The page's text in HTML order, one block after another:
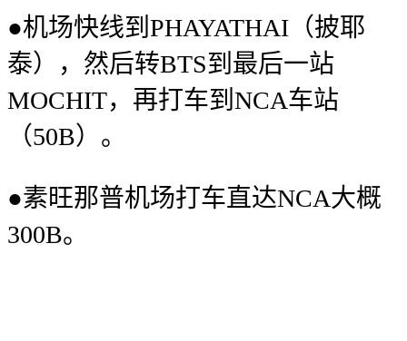
●机场快线到PHAYATHAI（披耶
泰），然后转BTS到最后一站
MOCHIT，再打车到NCA车站
（50B）。
●素旺那普机场打车直达NCA大概
300B。